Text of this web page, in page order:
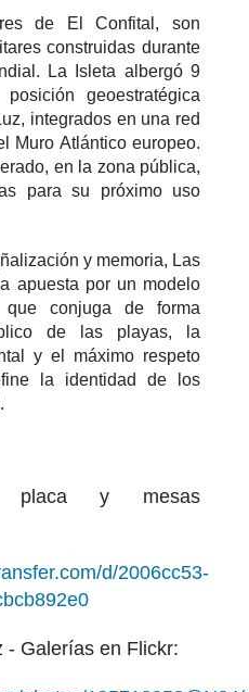
de El Confital, son
construidas durante
La Isleta albergó 9
geoestratégica
integrados en una red
Muro Atlántico europeo.
en la zona pública,
para su próximo uso
y memoria, Las
apuesta por un modelo
conjuga de forma
de las playas, la
y el máximo respeto
la identidad de los
placa y mesas
d/2006cc53-
- Galerías en Flickr: